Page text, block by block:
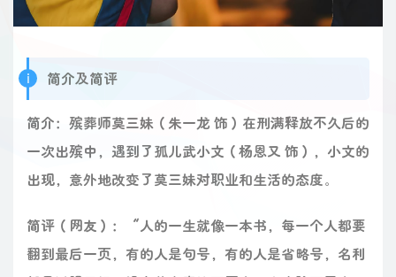
简介及简评
简介：殡葬师莫三妹（朱一龙 饰）在刑满释放不久后的
一次出殡中，遇到了孤儿武小文（杨恩又 饰），小文的
出现，意外地改变了莫三妹对职业和生活的态度。
简评（网友）：“人的一生就像一本书，每一个人都要
翻到最后一页，有的人是句号，有的人是省略号，名利